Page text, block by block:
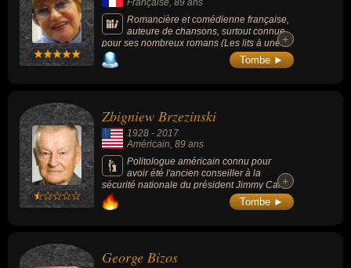
Française, 89 ans
Romancière et comédienne française,
auteure de chansons, surtout connue
pour ses nombreux romans (Les lits à une
place, Les Corbeaux et les Renardes) et
pièces de théâtre, elle est surtout connue
compagne de Jean Piat depuis 1975.
+
+
Tombe ►
Zbigniew Brzezinski
1928 - 2017
Américain , 89 ans
Politologue américain connu pour
avoir été l'ancien conseiller à la
sécurité nationale du président Jimmy Carter
dans les années 1980 et grande figure de la
politique étrangère américaine.
+
+
Tombe ►
George Bizos